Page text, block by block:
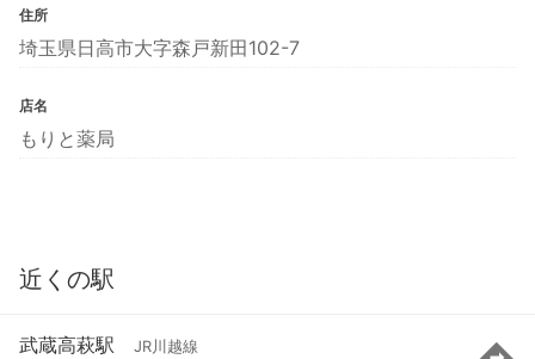
住所
埼玉県日高市大字森戸新田102-7
店名
もりと薬局
近くの駅
武蔵高萩駅 JR川越線